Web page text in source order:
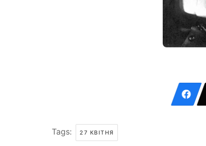
Tags: 27 КВІТНЯ